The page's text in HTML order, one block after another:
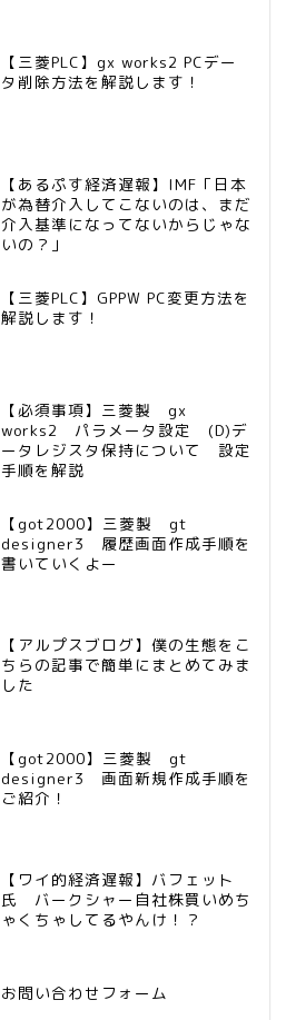
【三菱PLC】gx works2 PCデー
タ削除方法を解説します！
【あるぷす経済遅報】IMF「日本
が為替介入してこないのは、まだ
介入基準になってないからじゃな
いの？」
【三菱PLC】GPPW PC変更方法を
解説します！
【必須事項】三菱製 gx
works2 パラメータ設定 (D)デ
ータレジスタ保持について 設定
手順を解説
【got2000】三菱製 gt
designer3 履歴画面作成手順を
書いていくよー
【アルプスブログ】僕の生態をこ
ちらの記事で簡単にまとめてみま
した
【got2000】三菱製 gt
designer3 画面新規作成手順を
ご紹介！
【ワイ的経済遅報】バフェット
氏 バークシャー自社株買いめち
ゃくちゃしてるやんけ！？
お問い合わせフォーム